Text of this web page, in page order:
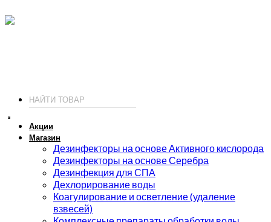
Акции
Магазин
Дезинфекторы на основе Активного кислорода
Дезинфекторы на основе Серебра
Дезинфекция для СПА
Дехлорирование воды
Коагулирование и осветление (удаление
взвесей)